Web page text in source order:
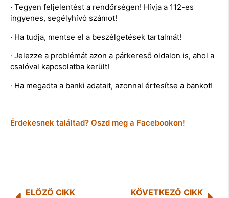
· Tegyen feljelentést a rendőrségen! Hívja a 112-es
ingyenes, segélyhívó számot!
· Ha tudja, mentse el a beszélgetések tartalmát!
· Jelezze a problémát azon a párkereső oldalon is, ahol a
csalóval kapcsolatba került!
· Ha megadta a banki adatait, azonnal értesítse a bankot!
Érdekesnek találtad? Oszd meg a Facebookon!
ELŐZŐ CIKK KÖVETKEZŐ CIKK